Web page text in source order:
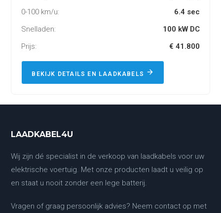
0-100 km/u:
6.4 sec
Snelladen:
100 kW DC
Prijs:
€ 41.800
BEKIJK DETAILS EN LAADKABELS
LAADKABEL4U
Wij zijn dé specialist in de verkoop van laadkabels voor uw
elektrische voertuig. Met onze producten laadt u veilig op
en staat u nooit zonder een lege batterij.
Vragen of graag persoonlijk advies? Neem contact op met